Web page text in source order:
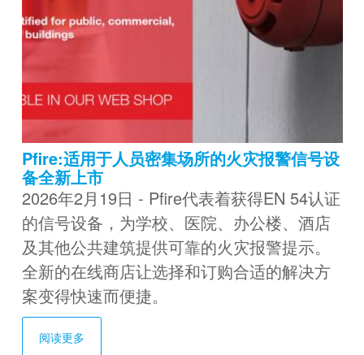
Pfire:适用于人员密集场所的火灾报警信号设
备全新上市
2026年2月19日 - Pfire代表着获得EN 54认证
的信号设备，为学校、医院、办公楼、酒店
及其他公共建筑提供可靠的火灾报警提示。
全新的在线商店让选择和订购合适的解决方
案变得快速而便捷。
阅读更多